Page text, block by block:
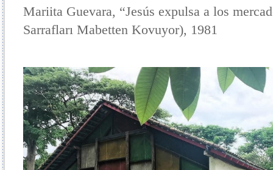
Mariita Guevara, “Jesús expulsa a los
Sarrafları Mabetten Kovuyor), 1981